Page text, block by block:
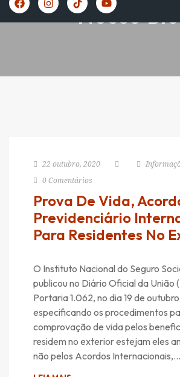
https://vivernaespanha.com/
Nosso
22 outubro, 2020
0 Comentários
Prova De Vida,
Previdenciário
Para Residentes No
O Instituto Nacional do Seguro
publicou no Diário Oficial da União
Portaria 1.062, no dia 19 de
especificando os procedimentos
comprovação de vida pelos
residem no exterior estejam eles
não pelos Acordos Internacionais,…